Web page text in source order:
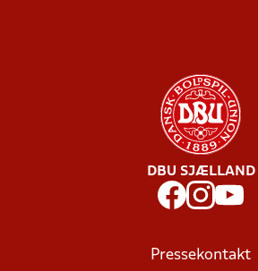
DBU SJÆLLAND
Pressekontakt